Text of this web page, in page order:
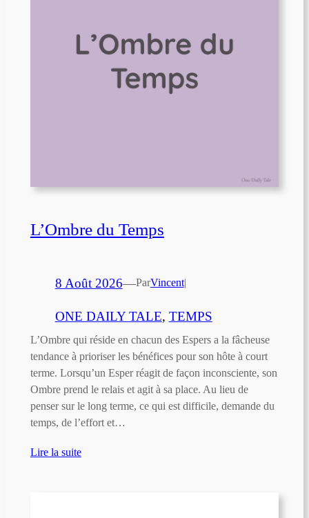
L’Ombre du Temps
8 Août 2026—ParVincent|
ONE DAILY TALE, TEMPS
L’Ombre qui réside en chacun des Espers a la fâcheuse
tendance à prioriser les bénéfices pour son hôte à court
terme. Lorsqu’un Esper réagit de façon inconsciente, son
Ombre prend le relais et agit à sa place. Au lieu de
penser sur le long terme, ce qui est difficile, demande du
temps, de l’effort et…
Lire la suite